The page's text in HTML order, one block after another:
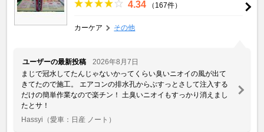
4.34 （167件）
カーケア その他
ユーザーの最新投稿
2026年8月7日
まじで冠水してたんじゃないかってくらい臭いニオイの風が出て
きてたので施工。 エアコンの排水孔からぶすっとさして注入する
だけの簡単作業なので楽チン！ 土臭いニオイもすっかり消えまし
たとサ！
Hassyi （愛車：日産 ノート）